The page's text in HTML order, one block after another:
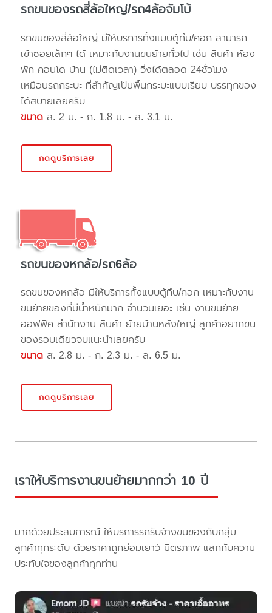
รถขนของรถสี่ล้อใหญ่/รถ4ล้อจัมโบ้
รถขนของสี่ล้อใหญ่ มีให้บริการทั้งแบบตู้ทึบ/คอก สามารถ
เข้าซอยเล็กๆ ได้ เหมาะกับงานขนย้ายทั่วไป เช่น สินค้า ห้อง
พัก คอนโด บ้าน (ไม่ติดเวลา) วิ่งได้ตลอด 24ชั่วโมง
เหมือนรถกระบะ ที่สำคัญเป็นพื้นกระบะแบบเรียบ บรรทุกของ
ได้สบายเลยครับ
ขนาด ส. 2 ม. - ก. 1.8 ม. - ล. 3.1 ม.
กดดูบริการเลย
รถขนของหกล้อ/รถ6ล้อ
รถขนของหกล้อ มีให้บริการทั้งแบบตู้ทึบ/คอก เหมาะกับงาน
ขนย้ายของที่มีน้ำหนักมาก จำนวนเยอะ เช่น งานขนย้าย
ออฟฟิศ สำนักงาน สินค้า ย้ายบ้านหลังใหญ่ ลูกค้าอยากขน
ของรอบเดียวจบแนะนำเลยครับ
ขนาด ส. 2.8 ม. - ก. 2.3 ม. - ล. 6.5 ม.
กดดูบริการเลย
เราให้บริการงานขนย้ายมากกว่า 10 ปี
มากด้วยประสบการณ์ ให้บริการรถรับจ้างขนของกับกลุ่ม
ลูกค้าทุกระดับ ด้วยราคาถูกย่อมเยาว์ มิตรภาพ แลกกับความ
ประทับใจของลูกค้าทุกท่าน